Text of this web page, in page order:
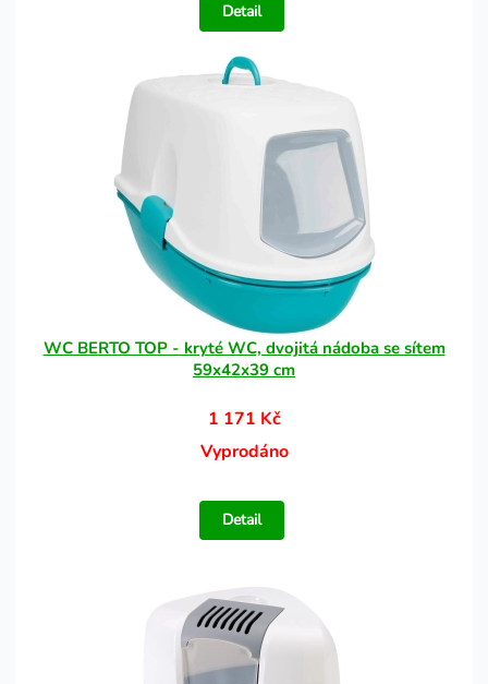
Detail
WC BERTO TOP - kryté WC, dvojitá nádoba se sítem
59x42x39 cm
1 171 Kč
Vyprodáno
Detail